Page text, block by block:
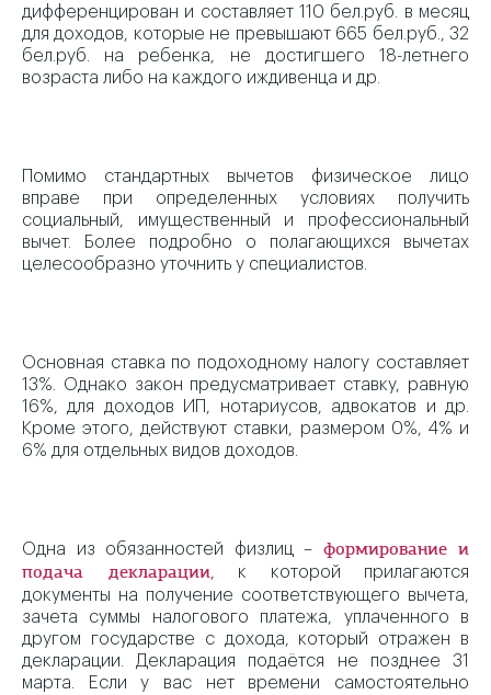
дифференцирован и составляет 110 бел.руб. в месяц
для доходов, которые не превышают 665 бел.руб., 32
бел.руб. на ребенка, не достигшего 18-летнего
возраста либо на каждого иждивенца и др.
Помимо стандартных вычетов физическое лицо
вправе при определенных условиях получить
социальный, имущественный и профессиональный
вычет. Более подробно о полагающихся вычетах
целесообразно уточнить у специалистов.
Основная ставка по подоходному налогу составляет
13%. Однако закон предусматривает ставку, равную
16%, для доходов ИП, нотариусов, адвокатов и др.
Кроме этого, действуют ставки, размером 0%, 4% и
6% для отдельных видов доходов.
Одна из обязанностей физлиц – формирование и
подача декларации, к которой прилагаются
документы на получение соответствующего вычета,
зачета суммы налогового платежа, уплаченного в
другом государстве с дохода, который отражен в
декларации. Декларация подаётся не позднее 31
марта. Если у вас нет времени самостоятельно